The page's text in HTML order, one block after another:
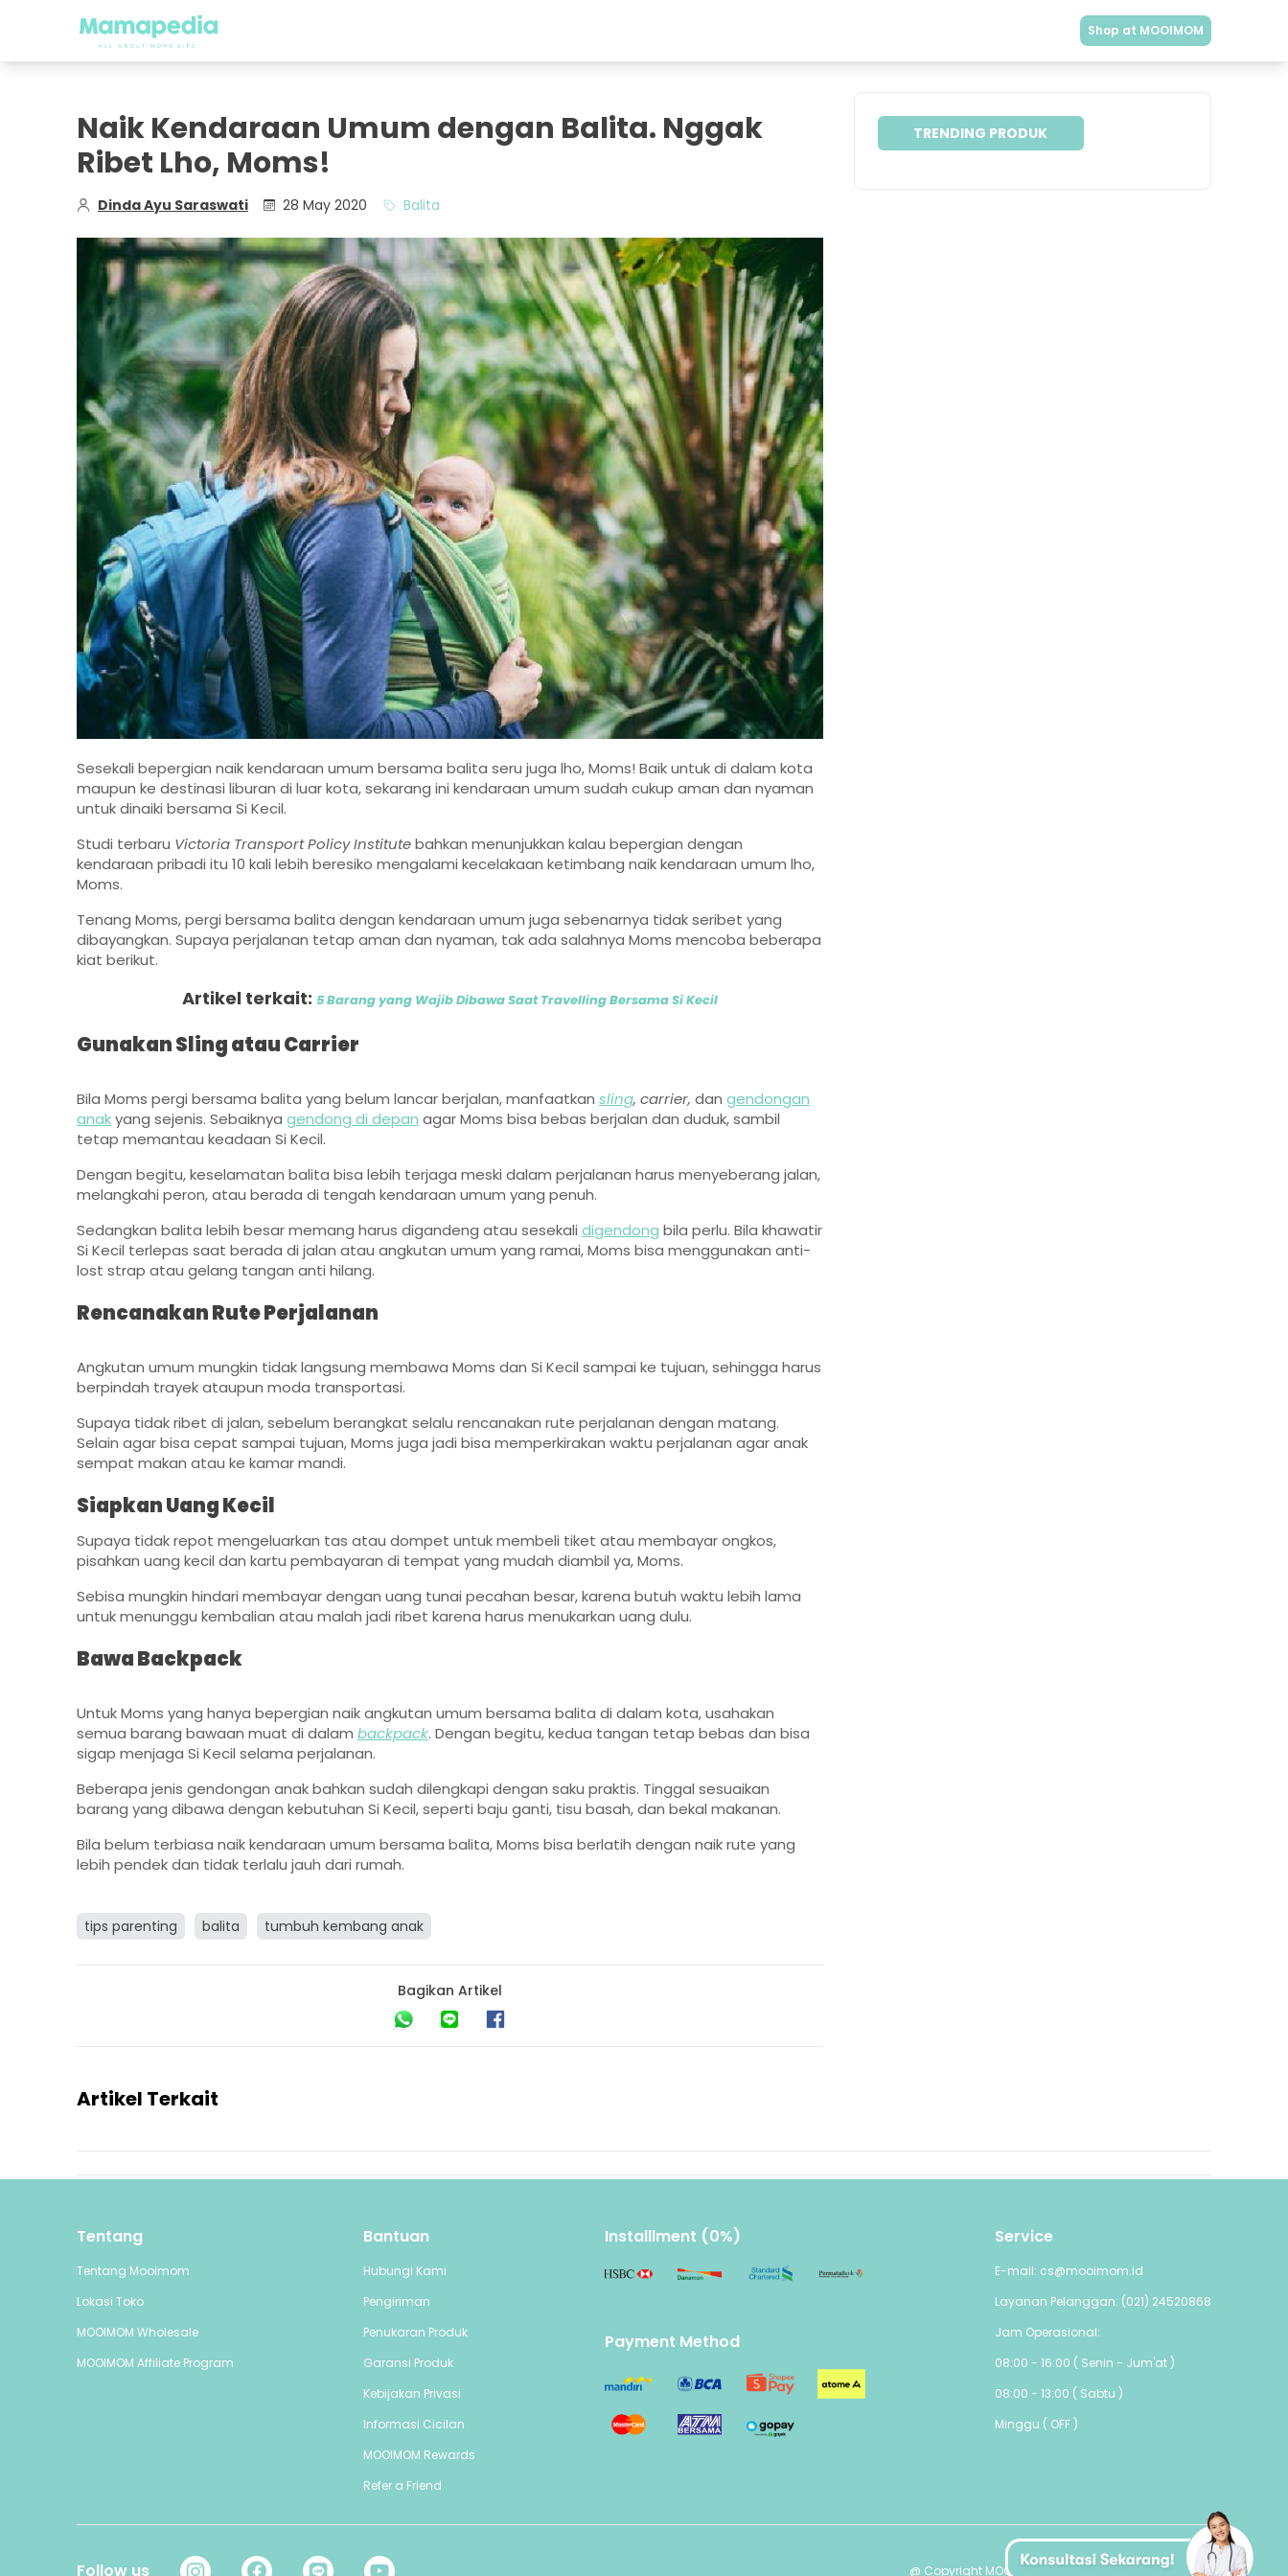
Shop at MOOIMOM
Naik Kendaraan Umum dengan Balita. Nggak
Ribet Lho, Moms!
Dinda Ayu Saraswati 28 May 2020 Balita
Sesekali bepergian naik kendaraan umum bersama balita seru juga lho, Moms! Baik untuk di dalam kota
maupun ke destinasi liburan di luar kota, sekarang ini kendaraan umum sudah cukup aman dan nyaman
untuk dinaiki bersama Si Kecil.
Studi terbaru Victoria Transport Policy Institutebahkan menunjukkan kalau bepergian dengan
kendaraan pribadi itu 10 kali lebih beresiko mengalami kecelakaan ketimbang naik kendaraan umum lho,
Moms.
Tenang Moms, pergi bersama balita dengan kendaraan umum juga sebenarnya tidak seribet yang
dibayangkan. Supaya perjalanan tetap aman dan nyaman, tak ada salahnya Moms mencoba beberapa
kiat berikut.
Artikel terkait: 5 Barang yang Wajib Dibawa Saat Travelling Bersama Si Kecil
Gunakan Sling atau Carrier
Bila Moms pergi bersama balita yang belum lancar berjalan, manfaatkan sling, carrier, dan gendongan
anakyang sejenis. Sebaiknya gendong di depan agar Moms bisa bebas berjalan dan duduk, sambil
tetap memantau keadaan Si Kecil.
Dengan begitu, keselamatan balita bisa lebih terjaga meski dalam perjalanan harus menyeberang jalan,
melangkahi peron, atau berada di tengah kendaraan umum yang penuh.
Sedangkan balita lebih besar memang harus digandeng atau sesekali digendong bila perlu. Bila khawatir
Si Kecil terlepas saat berada di jalan atau angkutan umum yang ramai, Moms bisa menggunakan anti-
lost strap atau gelang tangan anti hilang.
Rencanakan Rute Perjalanan
Angkutan umum mungkin tidak langsung membawa Moms dan Si Kecil sampai ke tujuan, sehingga harus
berpindah trayek ataupun moda transportasi.
Supaya tidak ribet di jalan, sebelum berangkat selalu rencanakan rute perjalanan dengan matang.
Selain agar bisa cepat sampai tujuan, Moms juga jadi bisa memperkirakan waktu perjalanan agar anak
sempat makan atau ke kamar mandi.
Siapkan Uang Kecil
Supaya tidak repot mengeluarkan tas atau dompet untuk membeli tiket atau membayar ongkos,
pisahkan uang kecil dan kartu pembayaran di tempat yang mudah diambil ya, Moms.
Sebisa mungkin hindari membayar dengan uang tunai pecahan besar, karena butuh waktu lebih lama
untuk menunggu kembalian atau malah jadi ribet karena harus menukarkan uang dulu.
Bawa Backpack
Untuk Moms yang hanya bepergian naik angkutan umum bersama balita di dalam kota, usahakan
semua barang bawaan muat di dalam backpack. Dengan begitu, kedua tangan tetap bebas dan bisa
sigap menjaga Si Kecil selama perjalanan.
Beberapa jenis gendongan anak bahkan sudah dilengkapi dengan saku praktis. Tinggal sesuaikan
barang yang dibawa dengan kebutuhan Si Kecil, seperti baju ganti, tisu basah, dan bekal makanan.
Bila belum terbiasa naik kendaraan umum bersama balita, Moms bisa berlatih dengan naik rute yang
lebih pendek dan tidak terlalu jauh dari rumah.
tips parenting balita tumbuh kembang anak
Bagikan Artikel
TRENDING PRODUK
Artikel Terkait
Tentang
Tentang Mooimom
Lokasi Toko
MOOIMOM Wholesale
MOOIMOM Affiliate Program
Bantuan
Hubungi Kami
Pengiriman
Penukaran Produk
Garansi Produk
Kebijakan Privasi
Informasi Cicilan
MOOIMOM Rewards
Refer a Friend
Installlment (0%)
Payment Method
Service
E-mail: cs@mooimom.id
Layanan Pelanggan: (021) 24520868
Jam Operasional:
08:00 - 16:00 ( Senin - Jum'at )
08:00 - 13:00 ( Sabtu )
Minggu ( OFF )
Follow us @ Copyright MOOIMOM PTE. LTD - All Rights Reserved